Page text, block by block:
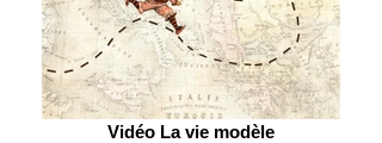
Vidéo La vie modèle